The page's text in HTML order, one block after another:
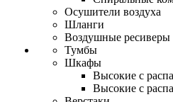
Осушители воздуха
Шланги
Воздушные ресиверы
Тумбы
Шкафы
Высокие с
Высокие с